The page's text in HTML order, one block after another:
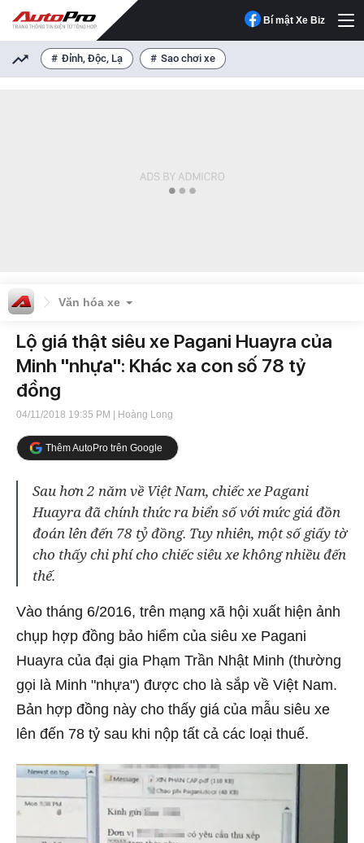
Bí mật Xe Biz
Đỉnh, Độc, Lạ Sao chơi xe
Văn hóa xe
Lộ giá thật siêu xe Pagani Huayra của
Minh "nhựa": Khác xa con số 78 tỷ
đồng
04/11/2018 19:35 PM | Hoàng Long
Thêm AutoPro trên Google
Sau hơn 2 năm về Việt Nam, chiếc xe Pagani
Huayra đã chính thức ra biển số với mức giá đồn
đoán lên đến 78 tỷ đồng. Tuy nhiên, một số giấy tờ
cho thấy chi phí cho chiếc siêu xe không nhiều đến
thế.
Vào tháng 6/2016, trên mạng xã hội xuất hiện ảnh
chụp hợp đồng bảo hiểm của siêu xe Pagani
Huayra của đại gia Phạm Trần Nhật Minh (thường
gọi là Minh "nhựa") được cho là sắp về Việt Nam.
Bản hợp đồng này cho thấy giá của mẫu siêu xe
lên đến 78 tỷ sau khi nộp tất cả các loại thuế.